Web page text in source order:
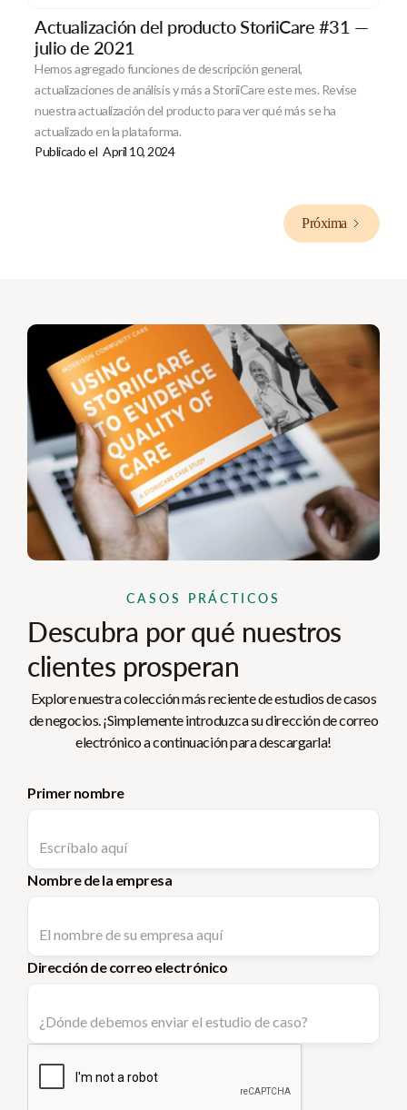
Actualización del producto StoriiCare #31 —
julio de 2021
Hemos agregado funciones de descripción general,
actualizaciones de análisis y más a StoriiCare este mes. Revise
nuestra actualización del producto para ver qué más se ha
actualizado en la plataforma.
Publicado el April 10, 2024
Próxima
CASOS PRÁCTICOS
Descubra por qué nuestros
clientes prosperan
Explore nuestra colección más reciente de estudios de casos
de negocios. ¡Simplemente introduzca su dirección de correo
electrónico a continuación para descargarla!
Primer nombre
Nombre de la empresa
Dirección de correo electrónico